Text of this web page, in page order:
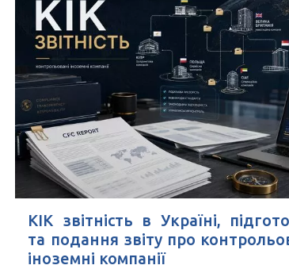
КІК звітність в Україні,
та подання звіту про
іноземні компанії